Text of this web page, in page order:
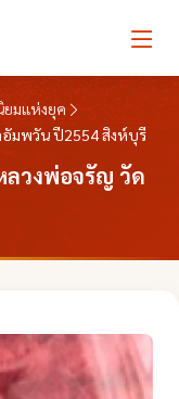
ยมแห่งยุค
อัมพวัน ปี2554 สิงห์บุรี
ลวงพ่อจรัญ วัด